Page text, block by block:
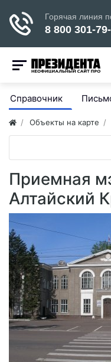
Справочник
Объекты на карте
Приемная
Алтайский